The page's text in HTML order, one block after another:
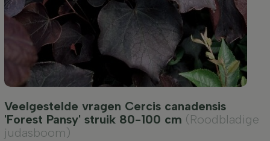
Veelgestelde vragen Cercis canadensis
'Forest Pansy' struik 80-100 cm (Roodbladige
judasboom)